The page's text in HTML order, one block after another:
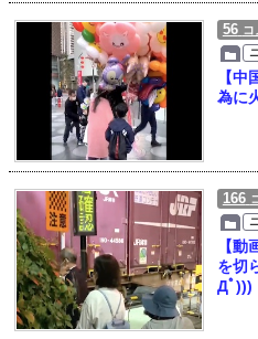
56 コ
【
為に
166
【
を切
Дﾟ)))